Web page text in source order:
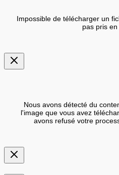
Impossible de télécharger un
pas pris en
Nous avons détecté du
l'image que vous avez
avons refusé votre